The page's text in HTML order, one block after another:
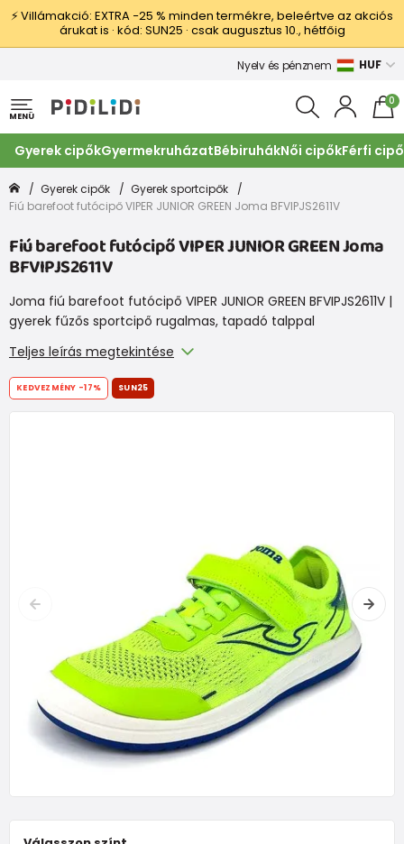
⚡ Villámakció: EXTRA −25 % minden termékre, beleértve az akciós
árukat is · kód: SUN25 · csak augusztus 10., hétfőig
Nyelv és pénznem HUF
MENÜ
0
Gyerek cipőkGyermekruházatBébiruhákNői cipőkFérfi
Gyerek cipők
Gyerek sportcipők
Fiú barefoot futócipő VIPER JUNIOR GREEN Joma BFVIPJS2611V
Fiú barefoot futócipő VIPER JUNIOR GREEN Joma
BFVIPJS2611V
Joma fiú barefoot futócipő VIPER JUNIOR GREEN BFVIPJS2611V |
gyerek fűzős sportcipő rugalmas, tapadó talppal
Teljes leírás megtekintése
KEDVEZMÉNY -17% SUN25